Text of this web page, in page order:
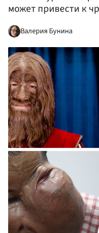
может привести к
Валерия Бунина